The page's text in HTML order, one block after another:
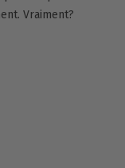
Vraiment?